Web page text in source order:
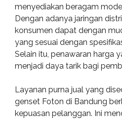
menyediakan beragam
Dengan adanya jaringan
konsumen dapat dengan
yang sesuai dengan
Selain itu, penawaran harga
menjadi daya tarik bagi
Layanan purna jual yang
genset Foton di Bandung
kepuasan pelanggan. Ini